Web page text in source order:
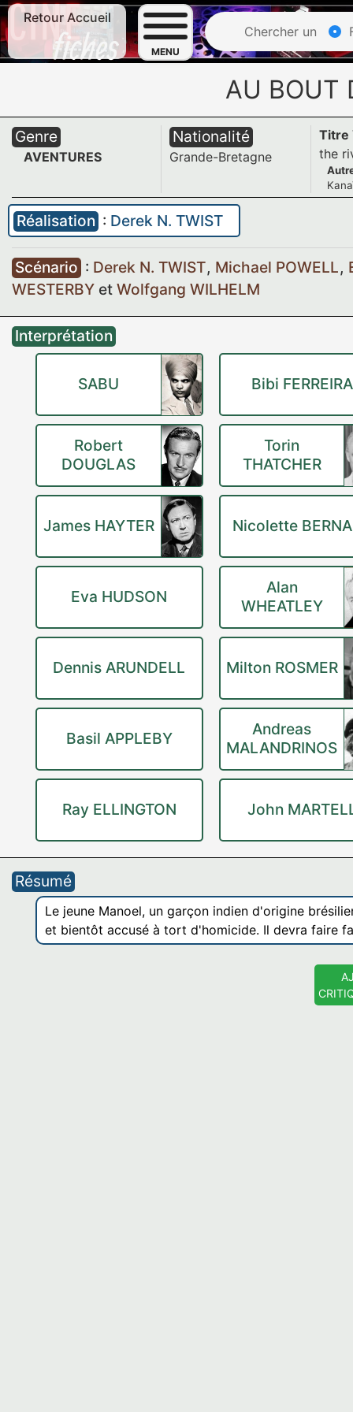
Retour Accueil
MENU
Chercher un
AU BOUT
Genre
AVENTURES
Nationalité
Grande-Bretagne
Titre
the
Réalisation : Derek N. TWIST
Scénario : Derek N. TWIST, Michael POWELL,
WESTERBY et Wolfgang WILHELM
Interprétation
SABU Bibi FERREIRA
Robert
DOUGLAS
Torin
THATCHER
James HAYTER Nicolette
Eva HUDSON
Alan
WHEATLEY
Dennis ARUNDELL Milton ROSMER
Basil APPLEBY
Andreas
MALANDRINOS
Ray ELLINGTON John
Résumé
Le jeune Manoel, un garçon indien d'origine
et bientôt accusé à tort d'homicide. Il devra faire